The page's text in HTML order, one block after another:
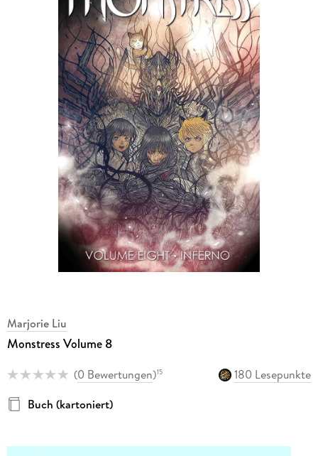
Marjorie Liu
Monstress Volume 8
(0 Bewertungen)15
180 Lesepunkte
Buch (kartoniert)